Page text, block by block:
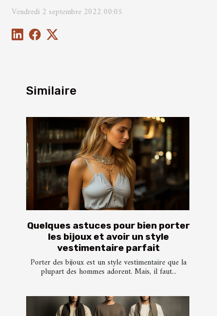
Vendredi 2 septembre 2022 00:05
Similaire
Quelques astuces pour bien porter
les bijoux et avoir un style
vestimentaire parfait
Porter des bijoux est un style vestimentaire que la
plupart des hommes adorent. Mais, il faut...